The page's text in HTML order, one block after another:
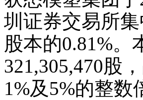
圳证券交易所
股本的0.81%
321,305,470股
1%及5%的整数